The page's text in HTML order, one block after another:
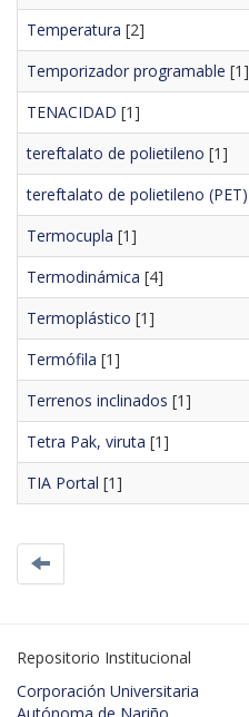
Temperatura [2]
Temporizador programable [1]
TENACIDAD [1]
tereftalato de polietileno [1]
tereftalato de polietileno (PET)
Termocupla [1]
Termodinámica [4]
Termoplástico [1]
Termófila [1]
Terrenos inclinados [1]
Tetra Pak, viruta [1]
TIA Portal [1]
Repositorio Institucional
Corporación Universitaria